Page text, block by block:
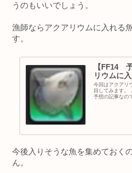
うのもいいでしょう。
漁師ならアクアリウムに入れる
す。
【FF14
リウムに
今回はアクアリ
目してみます。
予想の記事なの
今後入りそうな魚を集めておく
ん。